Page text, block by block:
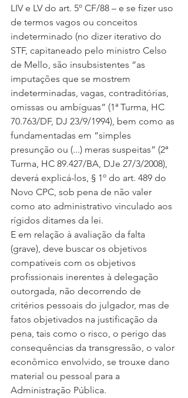
LIV e LV do art. 5º CF/88 – e se fizer uso
de termos vagos ou conceitos
indeterminado (no dizer iterativo do
STF, capitaneado pelo ministro Celso
de Mello, são insubsistentes “as
imputações que se mostrem
indeterminadas, vagas, contraditórias,
omissas ou ambíguas” (1ª Turma, HC
70.763/DF, DJ 23/9/1994), bem como as
fundamentadas em “simples
presunção ou (...) meras suspeitas” (2ª
Turma, HC 89.427/BA, DJe 27/3/2008),
deverá explicá-los, § 1º do art. 489 do
Novo CPC, sob pena de não valer
como ato administrativo vinculado aos
rígidos ditames da lei.
E em relação à avaliação da falta
(grave), deve buscar os objetivos
compatíveis com os objetivos
profissionais inerentes à delegação
outorgada, não decorrendo de
critérios pessoais do julgador, mas de
fatos objetivados na justificação da
pena, tais como o risco, o perigo das
consequências da transgressão, o valor
econômico envolvido, se trouxe dano
material ou pessoal para a
Administração Pública.